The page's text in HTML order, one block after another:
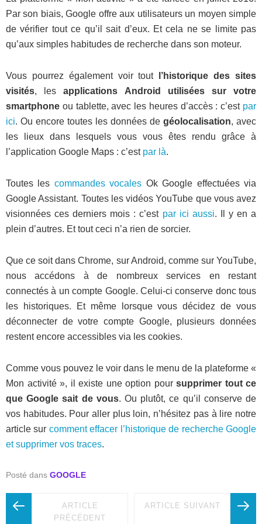
Par son biais, Google offre aux utilisateurs un moyen simple
de vérifier tout ce qu’il sait d’eux. Et cela ne se limite pas
qu’aux simples habitudes de recherche dans son moteur.
Vous pourrez également voir tout
l’historique des sites
visités, lesapplications Android utilisées sur votre
smartphone ou tablette, avec les heures d’accès : c’est par
ici. Ou encore toutes les données de géolocalisation, avec
les lieux dans lesquels vous vous êtes rendu grâce à
l’application Google Maps : c’est par là.
Toutes les commandes vocales Ok Google effectuées via
Google Assistant. Toutes les vidéos YouTube que vous avez
visionnées ces derniers mois : c’est par ici aussi. Il y en a
plein d’autres. Et tout ceci n’a rien de sorcier.
Que ce soit dans Chrome, sur Android, comme sur YouTube,
nous accédons à de nombreux services en restant
connectés à un compte Google. Celui-ci conserve donc tous
les historiques. Et même lorsque vous décidez de vous
déconnecter de votre compte Google, plusieurs données
restent encore accessibles via les cookies.
Comme vous pouvez le voir dans le menu de la plateforme «
Mon activité », il existe une option pour supprimer tout ce
que Google sait de vous. Ou plutôt, ce qu’il conserve de
vos habitudes. Pour aller plus loin, n’hésitez pas à lire notre
article sur comment effacer l’historique de recherche Google
et supprimer vos traces.
Posté dans GOOGLE
ARTICLE
PRÉCÉDENT
ARTICLE SUIVANT